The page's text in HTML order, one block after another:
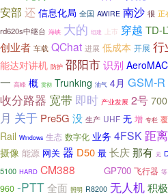
安部 还 信息化局 全国 AWIRE 南沙 很 正
rd620s中继台 海峡 大的 组建 上市 穿越 TD-
创业者 车载 QChat 进展 低成本 开展 行
能达对讲机 防护 邵阳市识别
一 高峰 概 贯彻 Trunking 油气 4月 GSM-R
收分路器 宽带 即时 产业发展 2号
月 关于 Pre5G 没 生产 UHF 无 增 专栏
Rail Windows 生态 数字化 业务 4FSK 距离
摄像 能源 网关 器 D50 最 长庆那有 元
5100 HARD CM388 GP700 飞行器 等
960 -PTT全面 照明 R8200 无人机积极